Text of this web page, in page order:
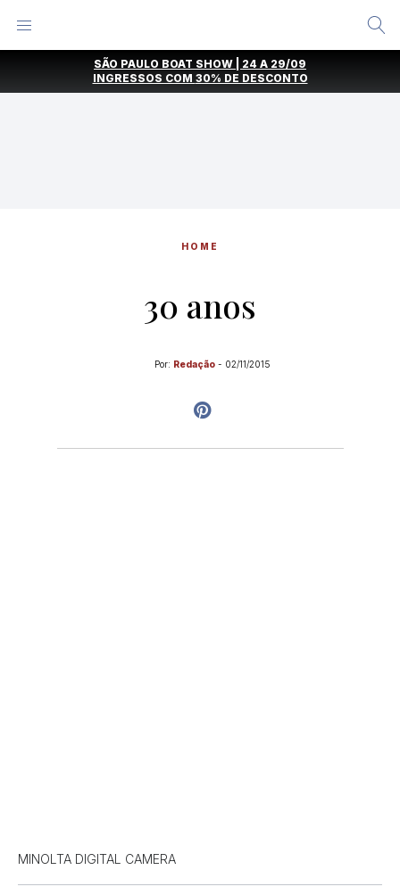
SÃO PAULO BOAT SHOW | 24 A 29/09
INGRESSOS COM 30% DE DESCONTO
HOME
30 anos
Por: Redação - 02/11/2015
MINOLTA DIGITAL CAMERA